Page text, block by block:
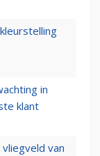
in
klant
van